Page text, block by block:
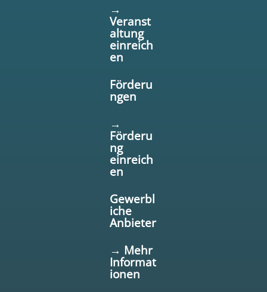
→
Veranst
altung
einreich
en
Förderu
ngen
→
Förderu
ng
einreich
en
Gewerbl
iche
Anbieter
→ Mehr
Informat
ionen